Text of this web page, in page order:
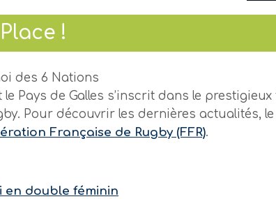
!
des 6 Nations
le Pays de Galles s’inscrit dans le
Pour découvrir les dernières actualités,
Française de Rugby (FFR).
double féminin